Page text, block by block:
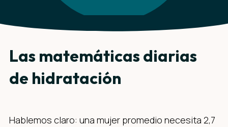
Las matemáticas diarias
de hidratación
Hablemos claro: una mujer promedio necesita 2,7